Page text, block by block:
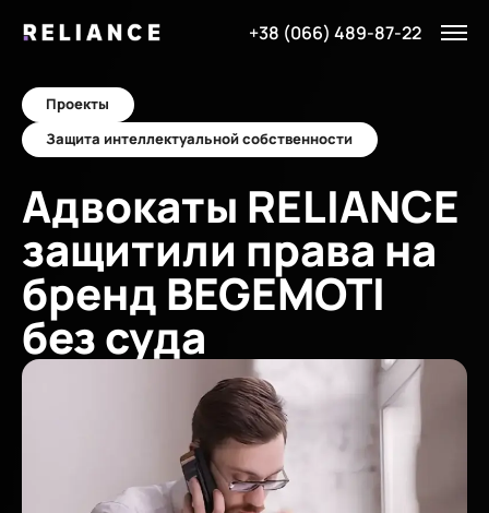
+38 (066) 489-87-22
Проекты
Защита интеллектуальной собственности
Адвокаты RELIANCE
защитили права на
бренд BEGEMOTI
без суда